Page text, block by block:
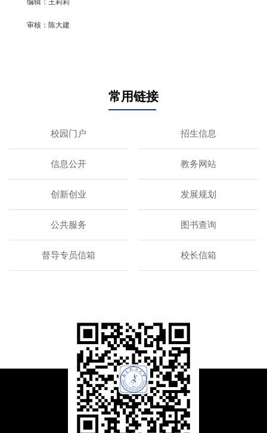
编辑：王莉莉
审核：陈大建
常用链接
校园门户 招生信息
信息公开 教务网站
创新创业 发展规划
公共服务 图书查询
督导专员信箱 校长信箱